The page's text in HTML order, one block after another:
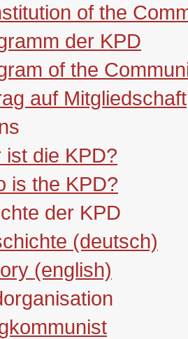
of the
der KPD
of the
auf Mitgliedschaft
ist die KPD?
is the KPD?
der KPD
(deutsch)
(english)